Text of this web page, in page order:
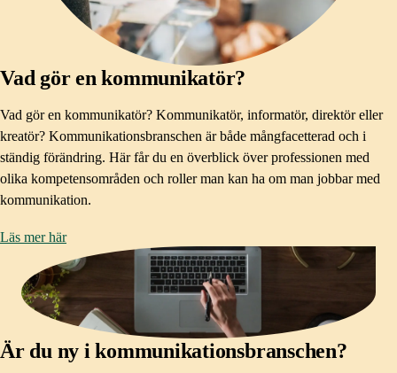
Vad gör en kommunikatör?
Vad gör en kommunikatör? Kommunikatör, informatör, direktör eller
kreatör? Kommunikationsbranschen är både mångfacetterad och i
ständig förändring. Här får du en överblick över professionen med
olika kompetensområden och roller man kan ha om man jobbar med
kommunikation.
Läs mer här
Är du ny i kommunikationsbranschen?